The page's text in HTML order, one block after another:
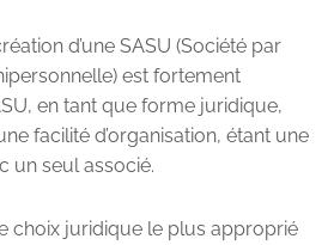
d’une SASU (Société par
est fortement
en tant que forme juridique,
facilité d’organisation, étant une
un seul associé.
choix juridique le plus approprié